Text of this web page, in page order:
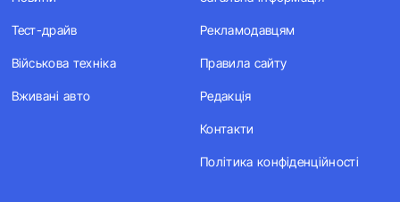
Тест-драйв
Військова техніка
Вживані авто
Рекламодавцям
Правила сайту
Редакція
Контакти
Політика конфіденційності